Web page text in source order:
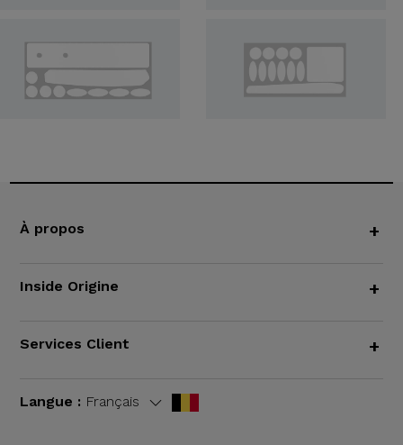
À propos +
Inside Origine +
Services Client +
Langue : Français